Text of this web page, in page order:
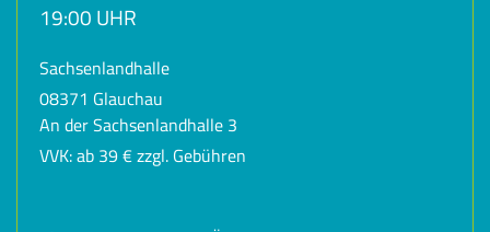
19:00 UHR
Sachsenlandhalle
08371 Glauchau
An der Sachsenlandhalle 3
VVK: ab 39 € zzgl. Gebühren